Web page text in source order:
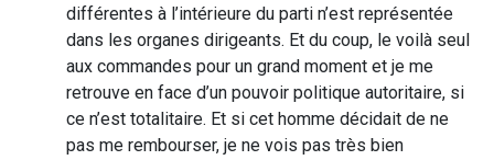
différentes à l’intérieure du parti n’est représentée
dans les organes dirigeants. Et du coup, le voilà seul
aux commandes pour un grand moment et je me
retrouve en face d’un pouvoir politique autoritaire, si
ce n’est totalitaire. Et si cet homme décidait de ne
pas me rembourser, je ne vois pas très bien